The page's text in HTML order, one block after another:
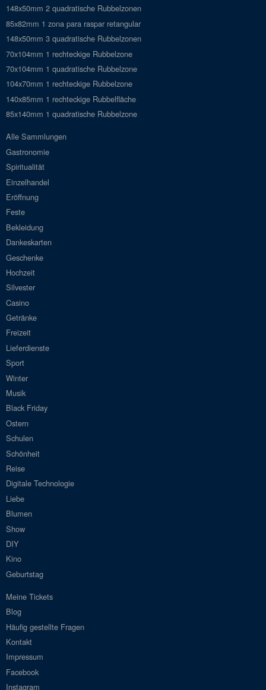
148x50mm 2 quadratische Rubbelzonen
85x82mm 1 zona para raspar retangular
148x50mm 3 quadratische Rubbelzonen
70x104mm 1 rechteckige Rubbelzone
70x104mm 1 quadratische Rubbelzone
104x70mm 1 rechteckige Rubbelzone
140x85mm 1 rechteckige Rubbelfläche
85x140mm 1 quadratische Rubbelzone
Alle Sammlungen
Gastronomie
Spiritualität
Einzelhandel
Eröffnung
Feste
Bekleidung
Dankeskarten
Geschenke
Hochzeit
Silvester
Casino
Getränke
Freizeit
Lieferdienste
Sport
Winter
Musik
Black Friday
Ostern
Schulen
Schönheit
Reise
Digitale Technologie
Liebe
Blumen
Show
DIY
Kino
Geburtstag
Meine Tickets
Blog
Häufig gestellte Fragen
Kontakt
Impressum
Facebook
Instagram